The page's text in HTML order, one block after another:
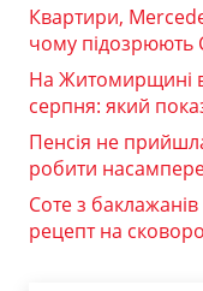
Квартири,
чому підозрюють
На Житомирщині
серпня: який
Пенсія не
робити
Соте з
рецепт на